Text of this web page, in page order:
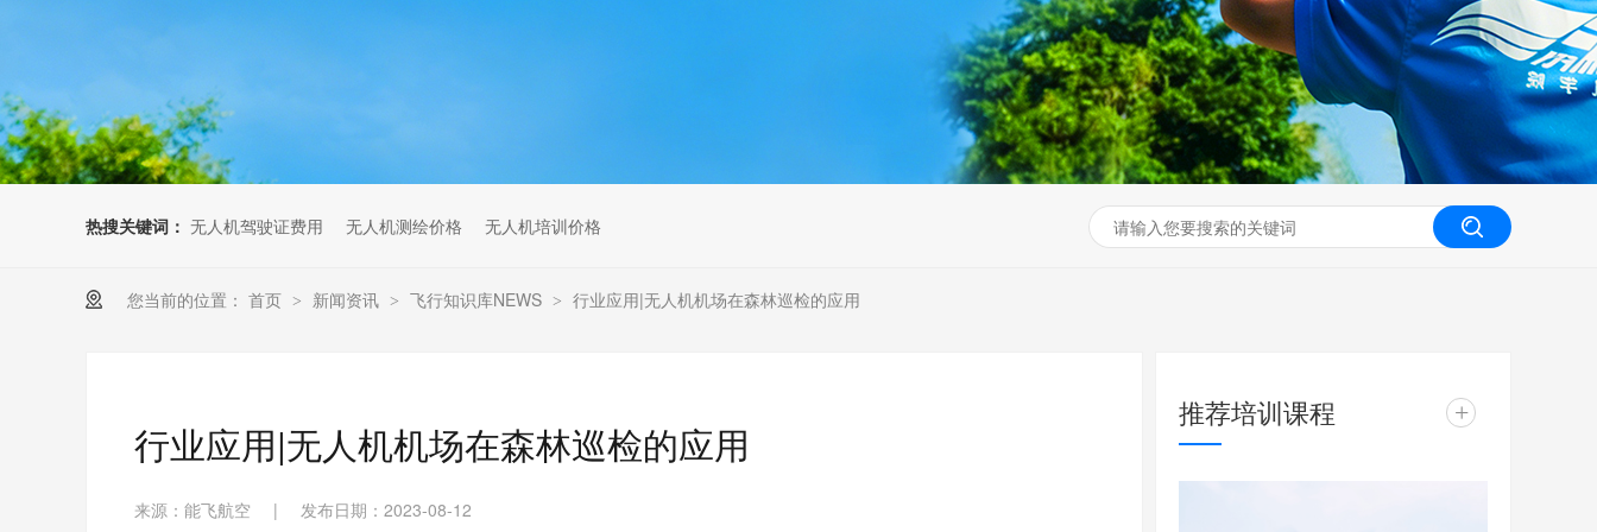
装
无人机考培基地工具
无人机考试评测系统
多旋翼无人机组装专用配件套
垂直起降固定翼装调实训教学
无人机套装
无人机工程创新实训
热搜关键词： 无人机驾驶证费用 无人机测绘价格 无人机培训价格
您当前的位置： 首页 > 新闻资讯 > 飞行知识库NEWS > 行业应用|无人机机场在森林巡检的应用
行业应用|无人机机场在森林巡检的应用
来源：能飞航空 | 发布日期：2023-08-12
推荐培训课程 +